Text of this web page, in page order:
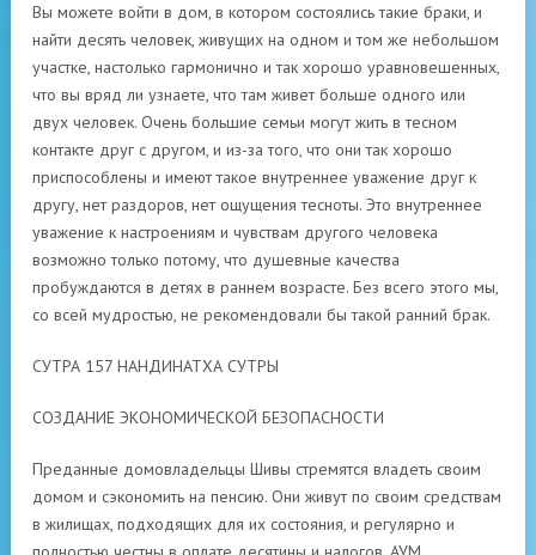
Вы можете войти в дом, в котором состоялись такие браки, и
найти десять человек, живущих на одном и том же небольшом
участке, настолько гармонично и так хорошо уравновешенных,
что вы вряд ли узнаете, что там живет больше одного или
двух человек. Очень большие семьи могут жить в тесном
контакте друг с другом, и из-за того, что они так хорошо
приспособлены и имеют такое внутреннее уважение друг к
другу, нет раздоров, нет ощущения тесноты. Это внутреннее
уважение к настроениям и чувствам другого человека
возможно только потому, что душевные качества
пробуждаются в детях в раннем возрасте. Без всего этого мы,
со всей мудростью, не рекомендовали бы такой ранний брак.
СУТРА 157 НАНДИНАТХА СУТРЫ
СОЗДАНИЕ ЭКОНОМИЧЕСКОЙ БЕЗОПАСНОСТИ
Преданные домовладельцы Шивы стремятся владеть своим
домом и сэкономить на пенсию. Они живут по своим средствам
в жилищах, подходящих для их состояния, и регулярно и